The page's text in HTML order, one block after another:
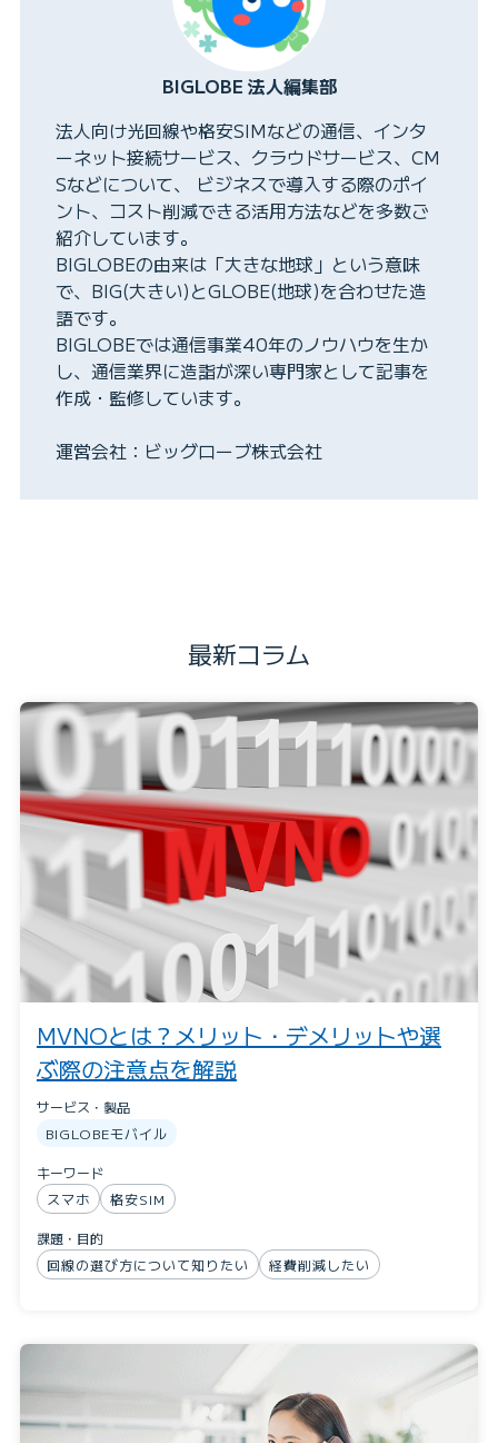
BIGLOBE 法人編集部
法人向け光回線や格安SIMなどの通信、インタ
ーネット接続サービス、クラウドサービス、CM
Sなどについて、 ビジネスで導入する際のポイ
ント、コスト削減できる活用方法などを多数ご
紹介しています。
BIGLOBEの由来は「大きな地球」という意味
で、BIG(大きい)とGLOBE(地球)を合わせた造
語です。
BIGLOBEでは通信事業40年のノウハウを生か
し、通信業界に造詣が深い専門家として記事を
作成・監修しています。
運営会社：ビッグローブ株式会社
最新コラム
MVNOとは？メリット・デメリットや選
ぶ際の注意点を解説
サービス・製品
BIGLOBEモバイル
キーワード
スマホ
格安SIM
課題・目的
回線の選び方について知りたい
経費削減したい